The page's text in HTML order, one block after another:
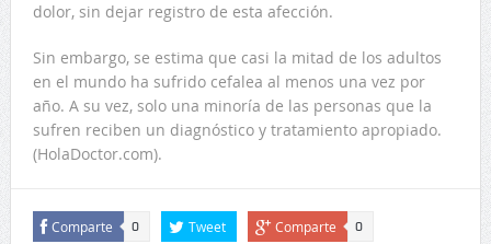
dolor, sin dejar registro de esta afección.
Sin embargo, se estima que casi la mitad de los adultos
en el mundo ha sufrido cefalea al menos una vez por
año. A su vez, solo una minoría de las personas que la
sufren reciben un diagnóstico y tratamiento apropiado.
(HolaDoctor.com).
Comparte 0 Tweet Comparte 0